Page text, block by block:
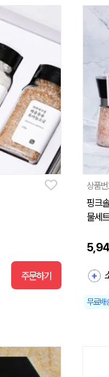
주문하기
상품
핑크
물세트
무료배